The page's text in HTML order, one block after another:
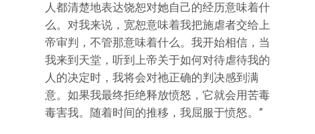
人都清楚地表达饶恕对她自己的经历意味着什
么。对我来说，宽恕意味着我把施虐者交给上
帝审判，不管那意味着什么。我开始相信，当
我来到天堂，听到上帝关于如何对待虐待我的
人的决定时，我将会对祂正确的判决感到满
意。如果我最终拒绝释放愤怒，它就会用苦毒
毒害我。随着时间的推移，我屈服于愤怒。”